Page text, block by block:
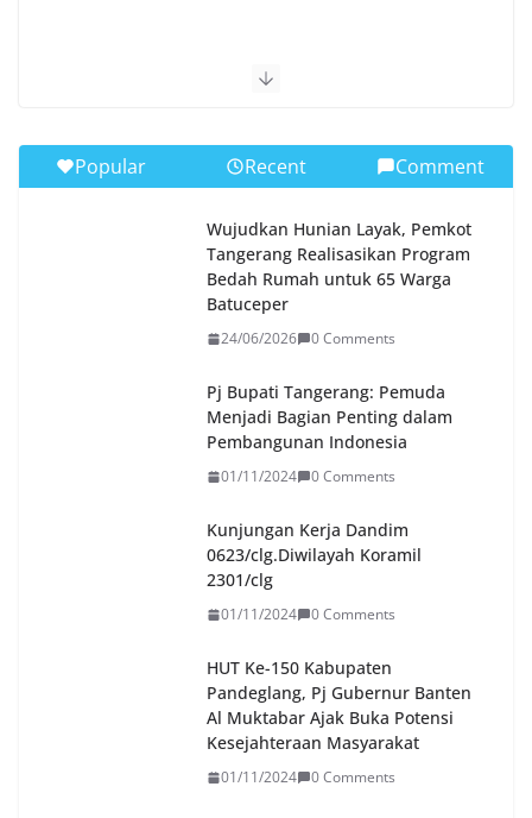
Popular Recent Comment
Wujudkan Hunian Layak, Pemkot
Tangerang Realisasikan Program
Bedah Rumah untuk 65 Warga
Batuceper
24/06/2026 0 Comments
Pj Bupati Tangerang: Pemuda
Menjadi Bagian Penting dalam
Pembangunan Indonesia
01/11/2024 0 Comments
Kunjungan Kerja Dandim
0623/clg.Diwilayah Koramil
2301/clg
01/11/2024 0 Comments
HUT Ke-150 Kabupaten
Pandeglang, Pj Gubernur Banten
Al Muktabar Ajak Buka Potensi
Kesejahteraan Masyarakat
01/11/2024 0 Comments